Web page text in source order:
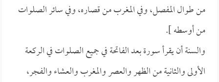
من طوال المفصل، وفي المغرب من قصاره، وفي سائر الصلوات
من أوسطه ].
والسنة أن يقرأ سورة بعد الفاتحة في جميع الصلوات في الركعة
الأولى والثانية من الظهر والعصر والمغرب والعشاء والفجر،